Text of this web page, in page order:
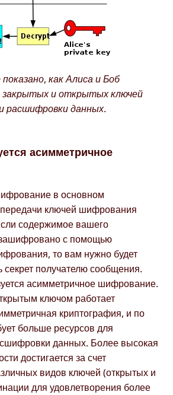
как Алиса и Боб
закрытых и открытых ключей
расшифровки данных.
асимметричное
в основном
передачи ключей шифрования
содержимое вашего
с помощью
то вам нужно будет
секрет получателю сообщения.
асимметричное шифрование.
ключом работает
криптография, и по
больше ресурсов для
данных. Более высокая
достигается за счет
видов ключей (открытых и
для удовлетворения более